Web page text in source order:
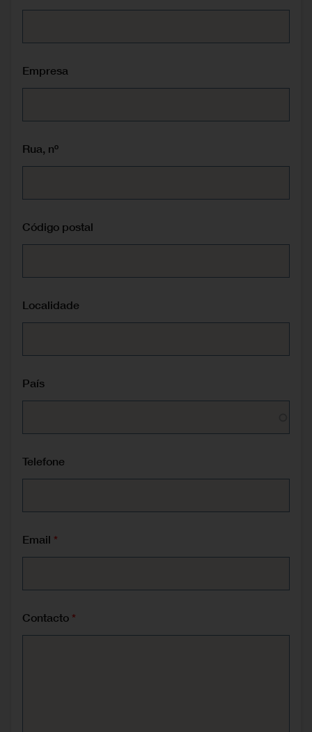
Empresa
Rua, nº
Código postal
Localidade
País
Telefone
Email
Contacto